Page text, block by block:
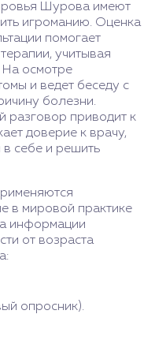
Шурова имеют
игроманию. Оценка
помогает
учитывая
На осмотре
и ведет беседу с
болезни.
разговор приводит к
доверие к врачу,
в себе и решить
в мировой практике
информации
от возраста
опросник).